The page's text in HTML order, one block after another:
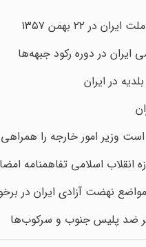
در ۲۲ بهمن ۱۳۵۷
در دوره رکود جبهه‌ها
در ایران
است وزیر امور خارجه را
انقلاب اسلامی تفاهمنامه
نهضت آزادی ایران در
ضد پلیس جنوب و سرکوب‌ها